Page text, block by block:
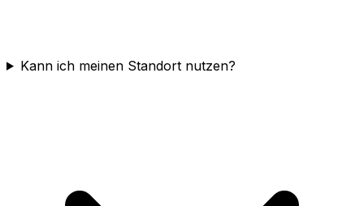
Kann ich meinen Standort nutzen?